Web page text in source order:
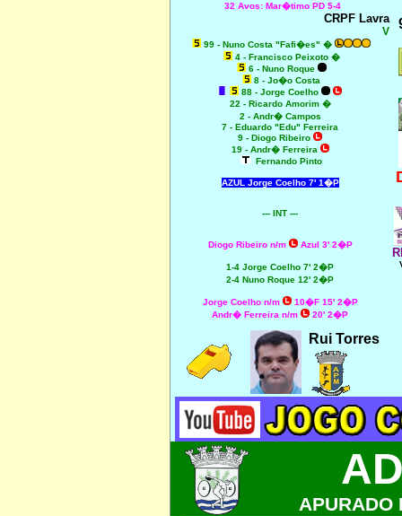
32 Avos: Mar�timo PD 5-4
CRPF Lavra
V
99 - Nuno Costa "Fafi�es" �
4 - Francisco Peixoto �
6 - Nuno Roque
8 - Jo�o Costa
88 - Jorge Coelho
22 - Ricardo Amorim �
2 - Andr� Campos
7 - Eduardo "Edu" Ferreira
9 - Diogo Ribeiro
19 - Andr� Ferreira
Fernando Pinto
AZUL Jorge Coelho 7' 1�P
--- INT ---
Diogo Ribeiro n/m Azul 3' 2�P
1-4 Jorge Coelho 7' 2�P
2-4 Nuno Roque 12' 2�P
Jorge Coelho n/m
10�F 15' 2�P
Andr� Ferreira n/m
20' 2�P
Rui Torres
APURADO